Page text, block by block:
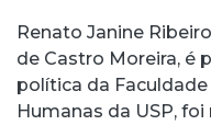
Renato Janine
de Castro Moreira, é
política da
Humanas da USP,